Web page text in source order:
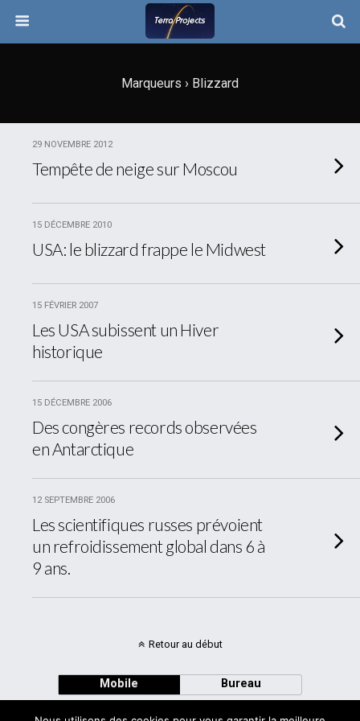
Marqueurs › Blizzard
29 NOVEMBRE 2012
Tempête de neige sur Moscou
15 DÉCEMBRE 2010
USA: le blizzard frappe le Midwest
15 FÉVRIER 2007
Les USA subissent un Hiver
historique
15 DÉCEMBRE 2006
Des congères records observées
en Antarctique
12 SEPTEMBRE 2006
Les scientifiques russes prévoient
un refroidissement global dans 6 à
9 ans.
Retour au début
Mobile Bureau